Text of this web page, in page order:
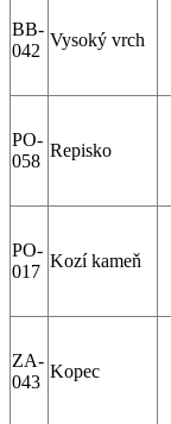
BB-
042
Vysoký vrch
PO-
058
Repisko
PO-
017
Kozí kameň
ZA-
043
Kopec